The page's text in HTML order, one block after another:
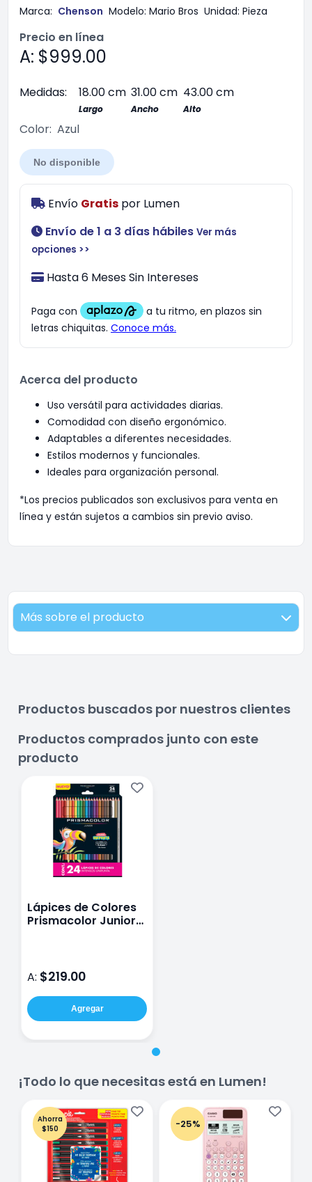
Marca: Chenson Modelo: Mario Bros Unidad: Pieza
Precio en línea
A: $999.00
Medidas: 18.00 cm 31.00 cm 43.00 cm
Largo Ancho Alto
Color: Azul
No disponible
Envío Gratis por Lumen
Envío de 1 a 3 días hábiles Ver más
opciones >>
Hasta 6 Meses Sin Intereses
Acerca del producto
Uso versátil para actividades diarias.
Comodidad con diseño ergonómico.
Adaptables a diferentes necesidades.
Estilos modernos y funcionales.
Ideales para organización personal.
*Los precios publicados son exclusivos para venta en
línea y están sujetos a cambios sin previo aviso.
Más sobre el producto
Productos buscados por nuestros clientes
Productos comprados junto con este
producto
Lápices de Colores
Prismacolor Junior
A: $219.00
Agregar
¡Todo lo que necesitas está en Lumen!
Ahorra
$150
-25%